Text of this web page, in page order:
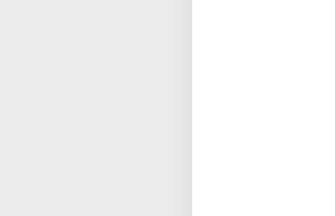
• La
diversas
• Esto